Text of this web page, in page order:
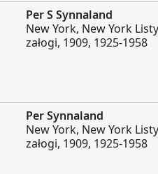
Per S Synnaland
New York, New York
załogi, 1909, 1925-1958
Per Synnaland
New York, New York
załogi, 1909, 1925-1958